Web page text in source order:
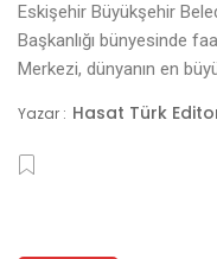
Eskişehir Büyükşehir
Başkanlığı bünyesinde
Merkezi, dünyanın en
Yazar : Hasat Türk